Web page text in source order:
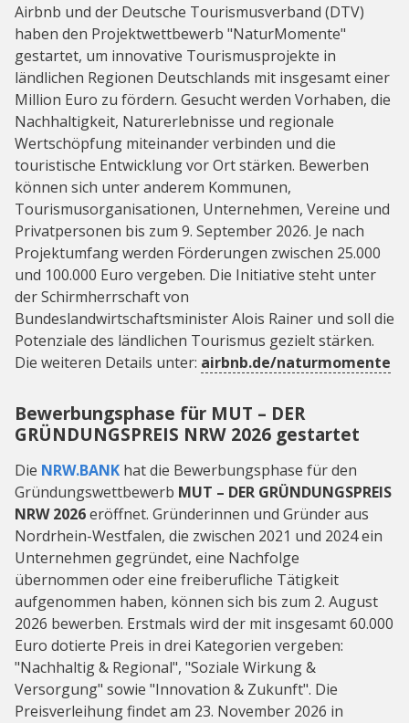
Airbnb und der Deutsche Tourismusverband (DTV)
haben den Projektwettbewerb "NaturMomente"
gestartet, um innovative Tourismusprojekte in
ländlichen Regionen Deutschlands mit insgesamt einer
Million Euro zu fördern. Gesucht werden Vorhaben, die
Nachhaltigkeit, Naturerlebnisse und regionale
Wertschöpfung miteinander verbinden und die
touristische Entwicklung vor Ort stärken. Bewerben
können sich unter anderem Kommunen,
Tourismusorganisationen, Unternehmen, Vereine und
Privatpersonen bis zum 9. September 2026. Je nach
Projektumfang werden Förderungen zwischen 25.000
und 100.000 Euro vergeben. Die Initiative steht unter
der Schirmherrschaft von
Bundeslandwirtschaftsminister Alois Rainer und soll die
Potenziale des ländlichen Tourismus gezielt stärken.
Die weiteren Details unter: airbnb.de/naturmomente
Bewerbungsphase für MUT – DER
GRÜNDUNGSPREIS NRW 2026 gestartet
Die NRW.BANK hat die Bewerbungsphase für den
Gründungswettbewerb MUT – DER GRÜNDUNGSPREIS
NRW 2026eröffnet. Gründerinnen und Gründer aus
Nordrhein-Westfalen, die zwischen 2021 und 2024 ein
Unternehmen gegründet, eine Nachfolge
übernommen oder eine freiberufliche Tätigkeit
aufgenommen haben, können sich bis zum 2. August
2026 bewerben. Erstmals wird der mit insgesamt 60.000
Euro dotierte Preis in drei Kategorien vergeben:
"Nachhaltig & Regional", "Soziale Wirkung &
Versorgung" sowie "Innovation & Zukunft". Die
Preisverleihung findet am 23. November 2026 in